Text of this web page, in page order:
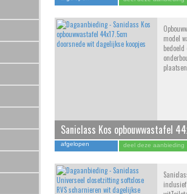
model
bedoeld
Saniclass Kos opbouwwastafel
wit
afgelopen deel deze aanbieding